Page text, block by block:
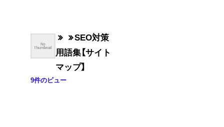
SEO対策
用語集【サイト
マップ】
9件のビュー